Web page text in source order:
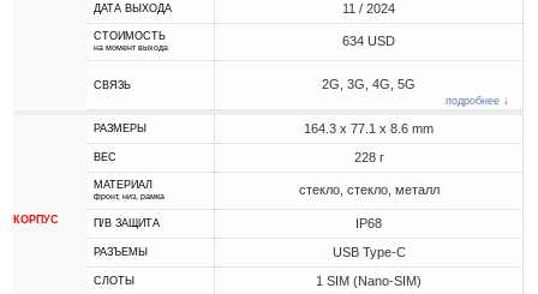
ДАТА ВЫХОДА 11 / 2024
СТОИМОСТЬ
на момент выхода 634 USD
СВЯЗЬ 2G, 3G, 4G, 5G
подробнее ↓
КОРПУС
РАЗМЕРЫ 164.3 x 77.1 x 8.6 mm
ВЕС 228 г
МАТЕРИАЛ
фронт, низ, рамка стекло, стекло, металл
П/В ЗАЩИТА IP68
РАЗЪЕМЫ USB Type-C
СЛОТЫ 1 SIM (Nano-SIM)